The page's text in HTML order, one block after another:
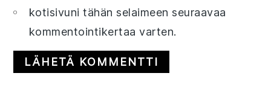
kotisivuni tähän selaimeen seuraavaa
kommentointikertaa varten.